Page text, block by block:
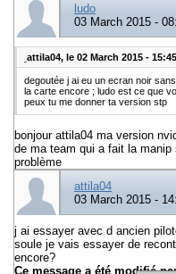
ludo
03 March 2015 -
attila04, le 02 March 2015 -
degoutée j ai eu un ecran noir
la carte encore ; ludo est ce que
peux tu me donner ta version stp
bonjour attila04 ma version
de ma team qui a fait la
problème
attila04
03 March 2015 -
j ai essayer avec d ancien
soule je vais essayer de
encore?
Ce message a été modifié